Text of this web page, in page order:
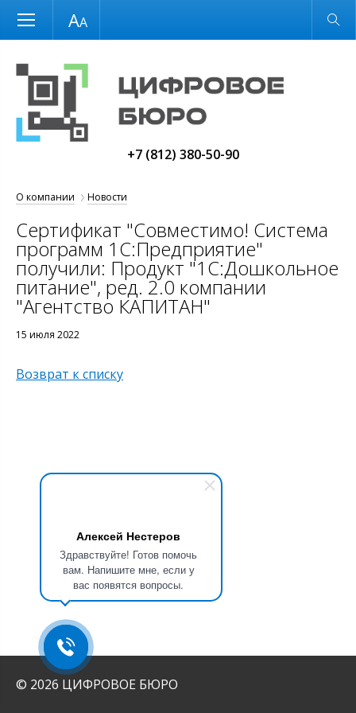
Алексей Нестеров
Здравствуйте! Готов помочь
вам. Напишите мне, если у
вас появятся вопросы.
Размер шрифта Обычная версия
+7 (812) 380-50-90
О компании Новости
Сертификат "Совместимо! Система
программ 1С:Предприятие"
получили: Продукт "1С:Дошкольное
питание", ред. 2.0 компании
"Агентство КАПИТАН"
15 июля 2022
Возврат к списку
© 2026 ЦИФРОВОЕ БЮРО